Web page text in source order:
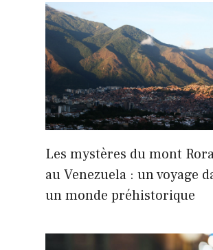
Les mystères du mont
au Venezuela : un voyage
un monde préhistorique